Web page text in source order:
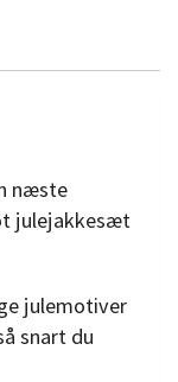
næste
julejakkesæt
julemotiver
snart du